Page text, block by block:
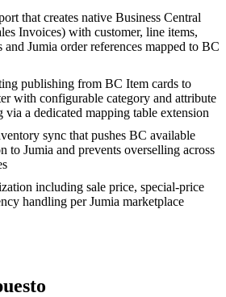
that creates native Business Central
Invoices) with customer, line items,
and Jumia order references mapped to BC
publishing from BC Item cards to
with configurable category and attribute
a dedicated mapping table extension
sync that pushes BC available
to Jumia and prevents overselling across
including sale price, special-price
handling per Jumia marketplace